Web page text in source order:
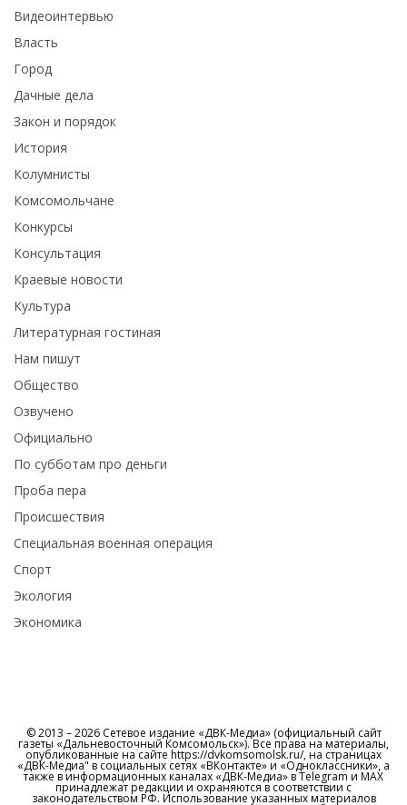
Видеоинтервью
Власть
Город
Дачные дела
Закон и порядок
История
Колумнисты
Комсомольчане
Конкурсы
Консультация
Краевые новости
Культура
Литературная гостиная
Нам пишут
Общество
Озвучено
Официально
По субботам про деньги
Проба пера
Происшествия
Специальная военная операция
Спорт
Экология
Экономика
© 2013 – 2026 Сетевое издание «ДВК-Медиа» (официальный сайт
газеты «Дальневосточный Комсомольск»). Все права на материалы,
опубликованные на сайте https://dvkomsomolsk.ru/, на страницах
«ДВК-Медиа" в социальных сетях «ВКонтакте» и «Одноклассники», а
также в информационных каналах «ДВК-Медиа» в Telegram и МАХ
принадлежат редакции и охраняются в соответствии с
законодательством РФ. Использование указанных материалов